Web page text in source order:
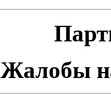
Жалобы